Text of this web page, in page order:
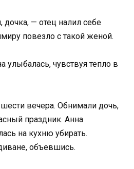
дочка, — отец налил себе
повезло с такой женой.
улыбалась, чувствуя тепло в
вечера. Обнимали дочь,
праздник. Анна
на кухню убирать.
объевшись.